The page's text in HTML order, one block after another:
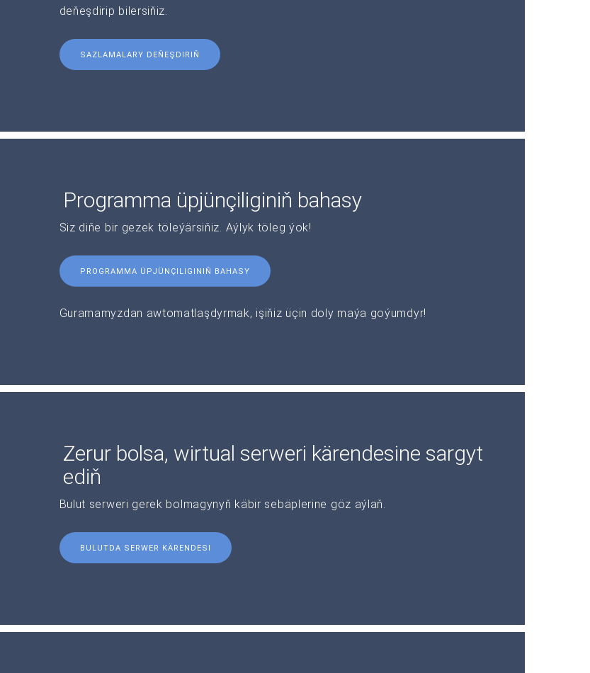
deňeşdirip bilersiňiz.
SAZLAMALARY DEŇEŞDIRIŇ
Programma üpjünçiliginiň bahasy
Siz diňe bir gezek töleýärsiňiz. Aýlyk töleg ýok!
PROGRAMMA ÜPJÜNÇILIGINIŇ BAHASY
Guramamyzdan awtomatlaşdyrmak, işiňiz üçin doly maýa goýumdyr!
Zerur bolsa, wirtual serweri kärendesine sargyt
ediň
Bulut serweri gerek bolmagynyň käbir sebäplerine göz aýlaň.
BULUTDA SERWER KÄRENDESI